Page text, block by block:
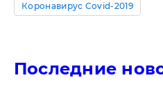
Коронавирус Covid-2019
Последние